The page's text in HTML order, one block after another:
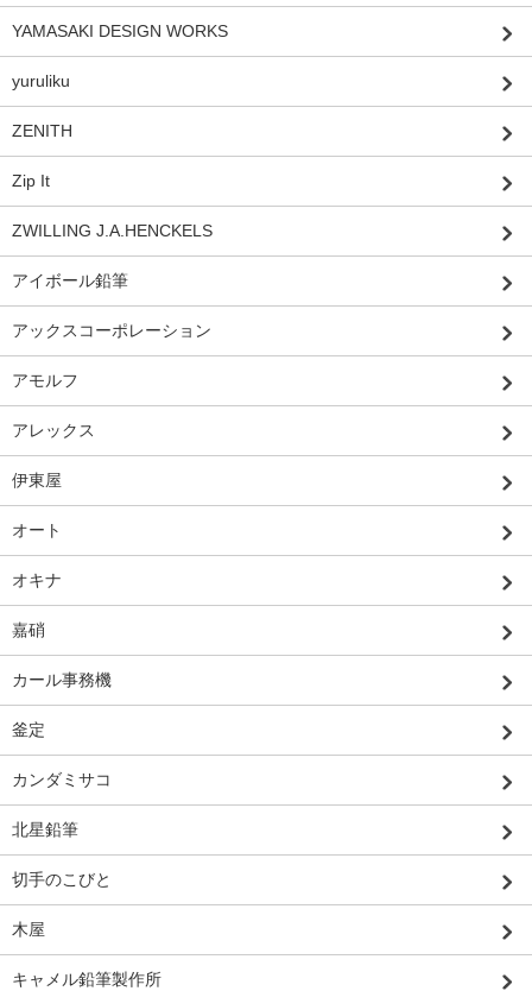
YAMASAKI DESIGN WORKS
yuruliku
ZENITH
Zip It
ZWILLING J.A.HENCKELS
アイボール鉛筆
アックスコーポレーション
アモルフ
アレックス
伊東屋
オート
オキナ
嘉硝
カール事務機
釜定
カンダミサコ
北星鉛筆
切手のこびと
木屋
キャメル鉛筆製作所